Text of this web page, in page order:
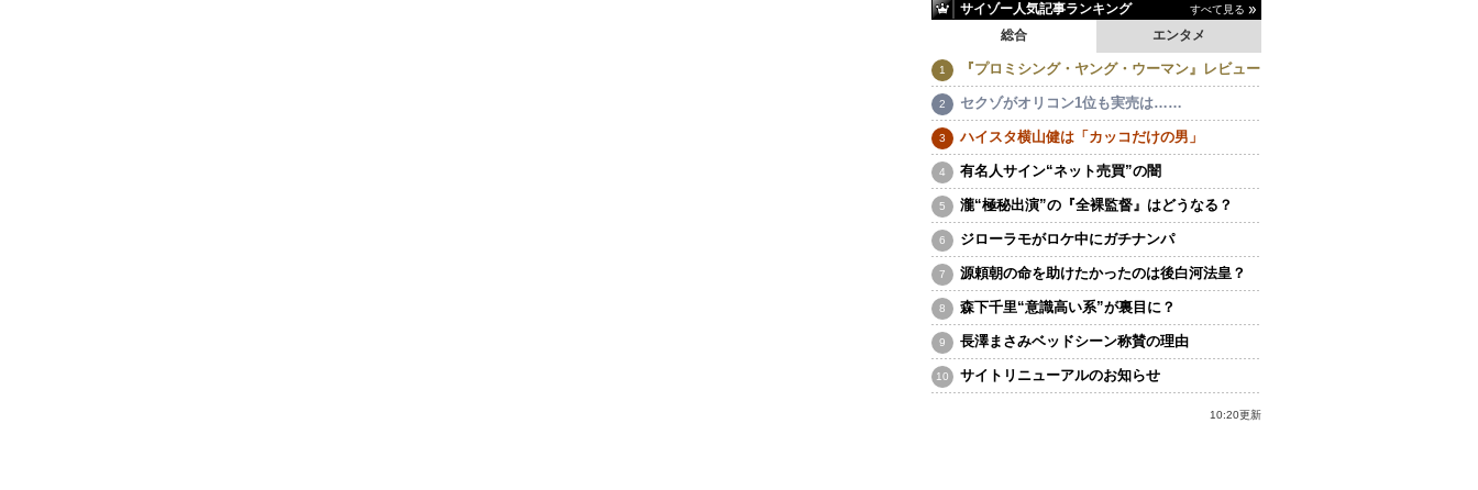
サイゾー人気記事ランキング すべて見る
エンタメ
総合
『プロミシング・ヤング・ウーマン』レビュー
セクゾがオリコン1位も実売は……
ハイスタ横山健は「カッコだけの男」
有名人サイン“ネット売買”の闇
瀧“極秘出演”の『全裸監督』はどうなる？
ジローラモがロケ中にガチナンパ
源頼朝の命を助けたかったのは後白河法皇？
森下千里“意識高い系”が裏目に？
長澤まさみベッドシーン称賛の理由
サイトリニューアルのお知らせ
10:20更新